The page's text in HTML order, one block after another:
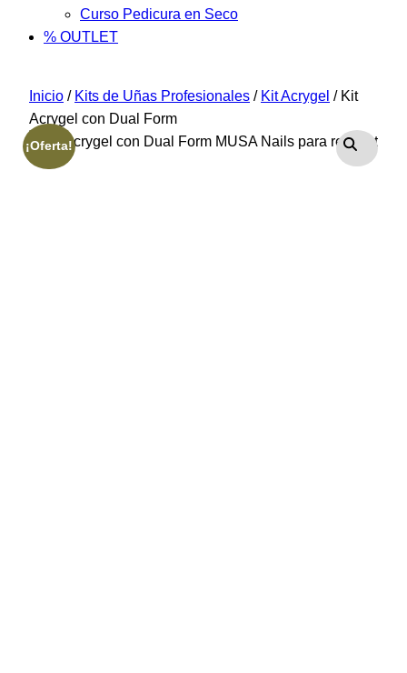
Curso Pedicura en Seco
% OUTLET
Inicio / Kits de Uñas Profesionales / Kit Acrygel / Kit
Acrygel con Dual Form
¡Oferta!